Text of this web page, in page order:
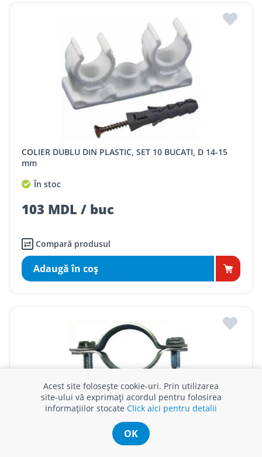
COLIER DUBLU DIN PLASTIC, SET 10 BUCATI, D 14-15
mm
În stoc
103 MDL / buc
Compară produsul
Adaugă în coş
Acest site folosește cookie-uri. Prin utilizarea
site-ului vă exprimați acordul pentru folosirea
informațiilor stocate Click aici pentru detalii
OK